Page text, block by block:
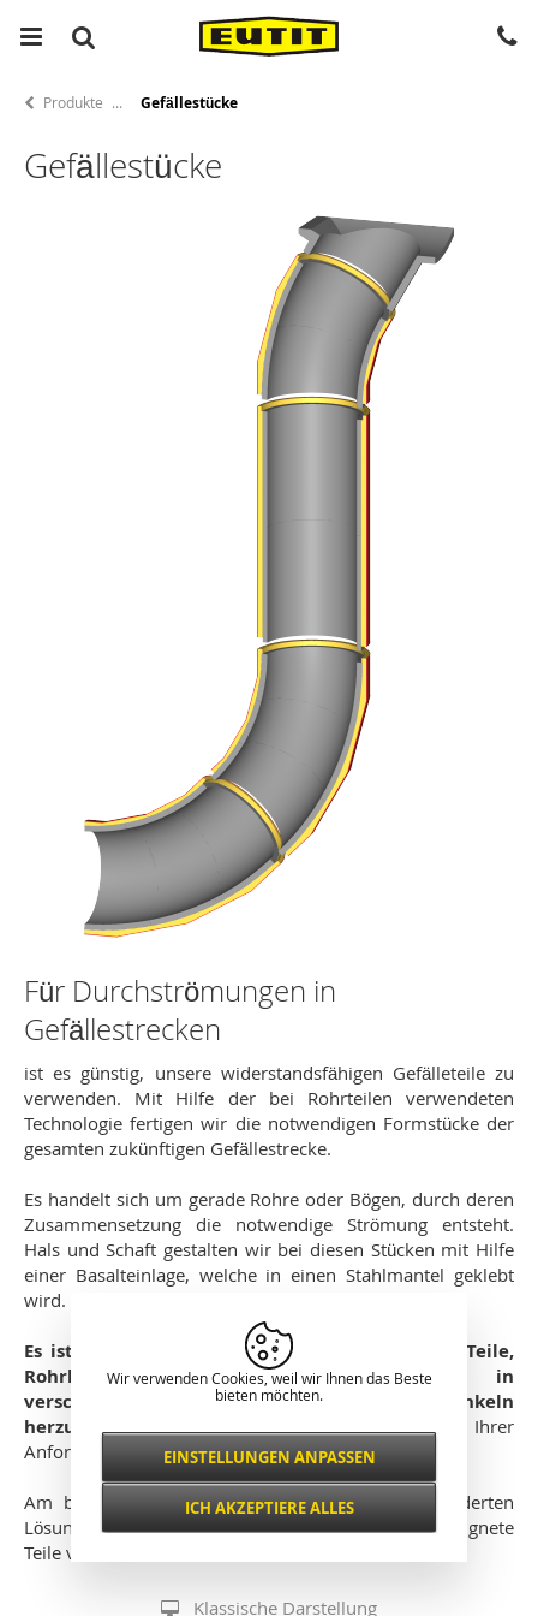
Produkte Gefällestücke
Gefällestücke
Für Durchströmungen in
Gefällestrecken
ist es günstig, unsere widerstandsfähigen Gefälleteile zu
verwenden. Mit Hilfe der bei Rohrteilen verwendeten
Technologie fertigen wir die notwendigen Formstücke der
gesamten zukünftigen Gefällestrecke.
Es handelt sich um gerade Rohre oder Bögen, durch deren
Zusammensetzung die notwendige Strömung entsteht.
Hals und Schaft gestalten wir bei diesen Stücken mit Hilfe
einer Basalteinlage, welche in einen Stahlmantel geklebt
wird.
Es ist möglich, verschiedene Durchmesser der Teile,
Rohrlängen nach Anforderung, Bögen in
verschiedenen Radien und auch Winkeln
herzustellen. Praktisch liegt es nur an Ihnen und Ihrer
Anforderung.
Am besten ist es, uns eine Zeichnung der geforderten
Lösung zuzusenden und wir schlagen Ihnen gern geeignete
Teile vor.
Klassische Darstellung
Wir verwenden Cookies, weil wir Ihnen das Beste
bieten möchten.
Notwendig
IMMER AKTIV
Funktional und
EINSTELLUNGEN ANPASSEN
ICH AKZEPTIERE ALLES